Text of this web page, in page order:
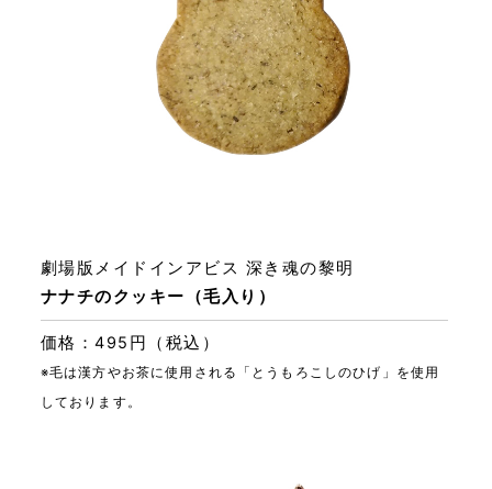
ナナチのクッキー（毛入り）
劇場版メイドインアビス 深き魂の黎明
価格：495円（税込）
※毛は漢方やお茶に使用される「とうもろこしのひげ」を使用
しております。